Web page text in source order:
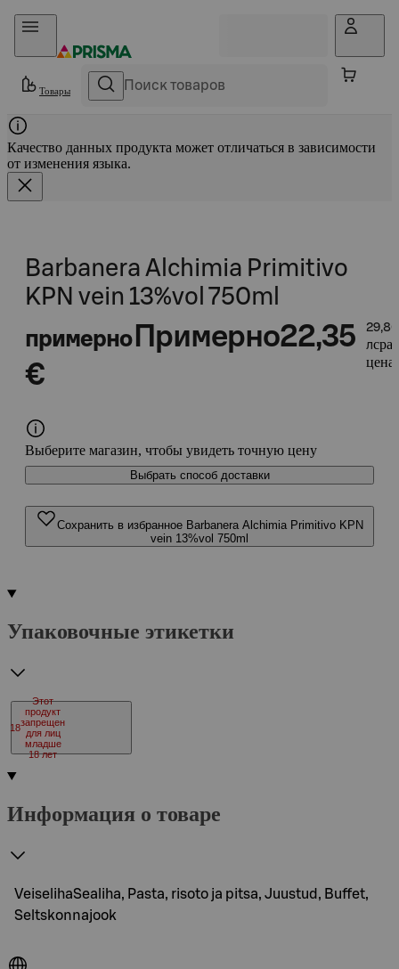
Прыгать в контент
Товары
Качество данных продукта может отличаться в зависимости
от изменения языка.
Barbanera Alchimia Primitivo
KPN vein 13%vol 750ml
примерно Примерно22,35
€
л
цена
Выберите магазин, чтобы увидеть точную цену
Выбрать способ доставки
Сохранить в избранное Barbanera Alchimia Primitivo KPN
vein 13%vol 750ml
Упаковочные этикетки
18
Этот
продукт
запрещен
для лиц
младше
18 лет
Информация о товаре
VeiselihaSealiha, Pasta, risoto ja pitsa, Juustud, Buffet,
Seltskonnajook